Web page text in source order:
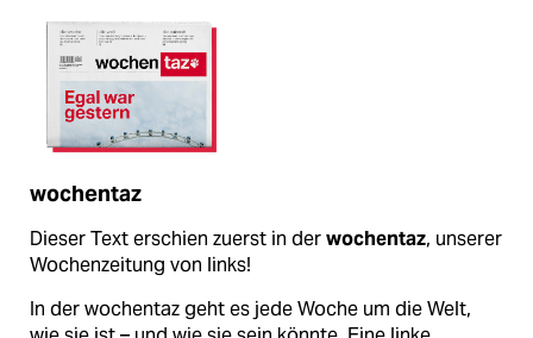
wochentaz
Dieser Text erschien zuerst in derwochentaz, unserer
Wochenzeitung von links!
In der wochentaz geht es jede Woche um die Welt,